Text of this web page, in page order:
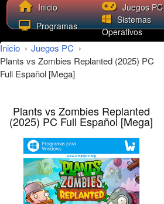
Inicio Juegos PC
Programas
Sistemas
Operativos
Inicio › Juegos PC ›
Plants vs Zombies Replanted (2025) PC
Full Español [Mega]
Plants vs Zombies Replanted
(2025) PC Full Español [Mega]